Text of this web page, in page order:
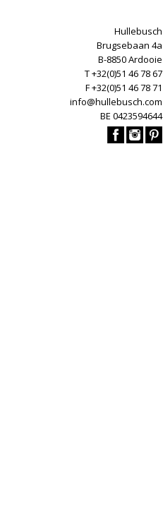
Hullebusch
Brugsebaan 4a
B-8850 Ardooie
T +32(0)51 46 78 67
F +32(0)51 46 78 71
info@hullebusch.com
BE 0423594644